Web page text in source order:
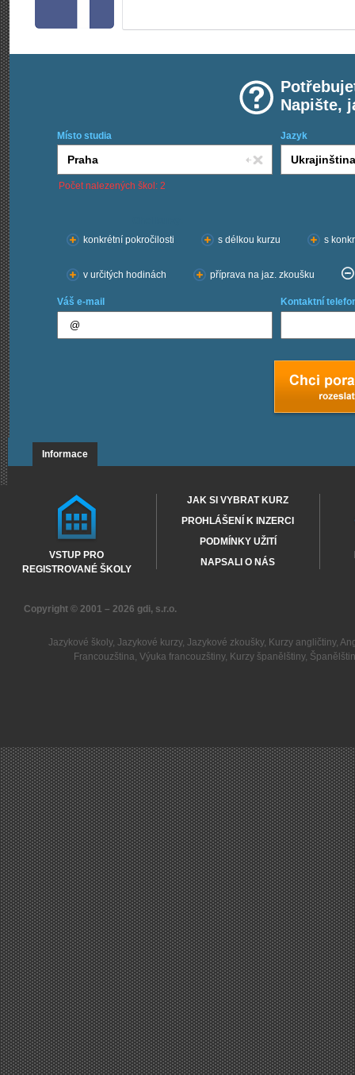
Napište,
Místo studia Jazyk
Počet nalezených škol: 2
konkrétní pokročilosti
s délkou kurzu s
v určitých hodinách příprava na jaz. zkoušku
Váš e-mail Kontaktní
Informace
VSTUP PRO
REGISTROVANÉ ŠKOLY
JAK SI VYBRAT KURZ
PROHLÁŠENÍ K INZERCI
PODMÍNKY UŽITÍ
NAPSALI O NÁS
Copyright © 2001 – 2026 gdi, s.r.o.
Jazykové školy, Jazykové kurzy, Jazykové zkoušky, Kurzy angličtiny,
Francouzština,Výuka francouzštiny, Kurzy španělštiny,